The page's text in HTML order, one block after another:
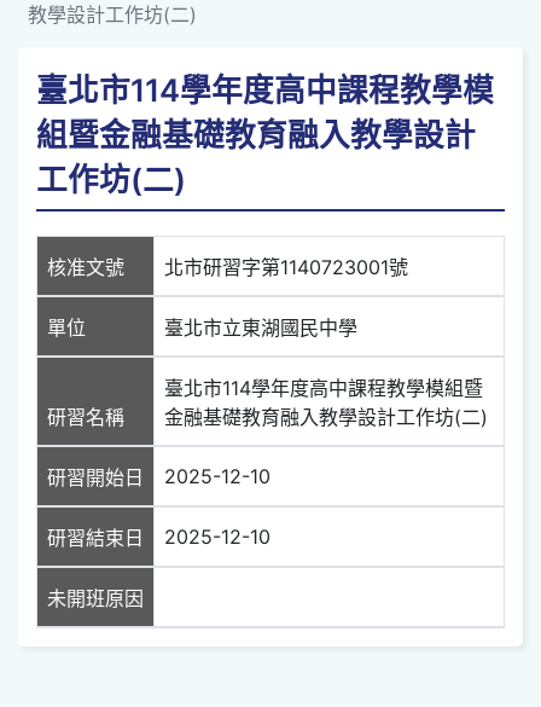
教學設計工作坊(二)
臺北市114學年度高中課程教學模
組暨金融基礎教育融入教學設計
工作坊(二)
核准文號 北市研習字第1140723001號
單位 臺北市立東湖國民中學
研習名稱
臺北市114學年度高中課程教學模組暨
金融基礎教育融入教學設計工作坊(二)
研習開始日 2025-12-10
研習結束日 2025-12-10
未開班原因